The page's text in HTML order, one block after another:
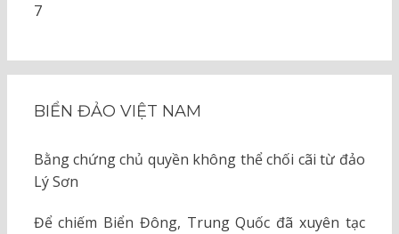
7
BIỂN ĐẢO VIỆT NAM
Bằng chứng chủ quyền không thể chối cãi từ đảo
Lý Sơn
Để chiếm Biển Đông, Trung Quốc đã xuyên tạc